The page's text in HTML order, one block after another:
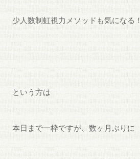
少人数制虹視力メソッドも気になる！
という方は
本日まで一枠ですが、数ヶ月ぶりに